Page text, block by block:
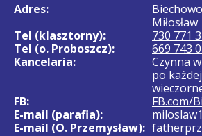
Adres:
Miłosław
Tel (klasztorny):
730 771
Tel (o. Proboszcz):
669 743
Kancelaria:
Czynna
po
FB:
FB.com/
E-mail (parafia):
E-mail (O. Przemysław):